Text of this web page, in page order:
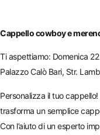
Cappello cowboy e
Ti aspettiamo: Domenica
Palazzo Calò Bari, Str.
Personalizza il tuo
trasforma un semplice
Con l’aiuto di un esperto